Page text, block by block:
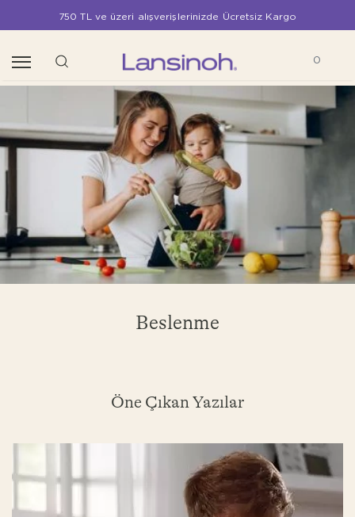
750 TL ve üzeri alışverişlerinizde Ücretsiz Kargo
0
Beslenme
Öne Çıkan Yazılar